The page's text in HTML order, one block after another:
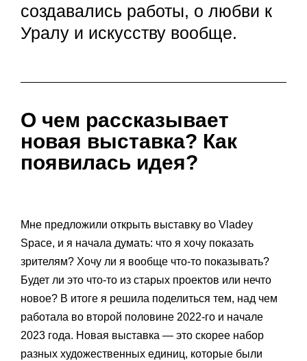
создавались работы, о любви к
Уралу и искусству вообще.
О чем рассказывает
новая выставка? Как
появилась идея?
Мне предложили открыть выставку во Vladey
Space, и я начала думать: что я хочу показать
зрителям? Хочу ли я вообще что-то показывать?
Будет ли это что-то из старых проектов или нечто
новое? В итоге я решила поделиться тем, над чем
работала во второй половине 2022-го и начале
2023 года. Новая выставка — это скорее набор
разных художественных единиц, которые были